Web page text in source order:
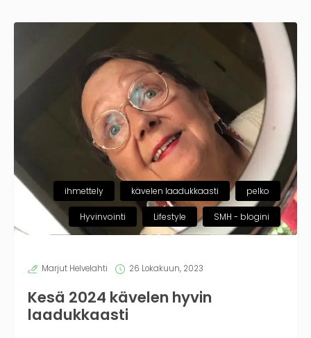
ihmettely kävelen laadukkaasti pelko
Hyvinvointi Lifestyle SMH - blogini
Marjut Helvelahti 26 Lokakuun, 2023
Kesä 2024 kävelen hyvin
laadukkaasti